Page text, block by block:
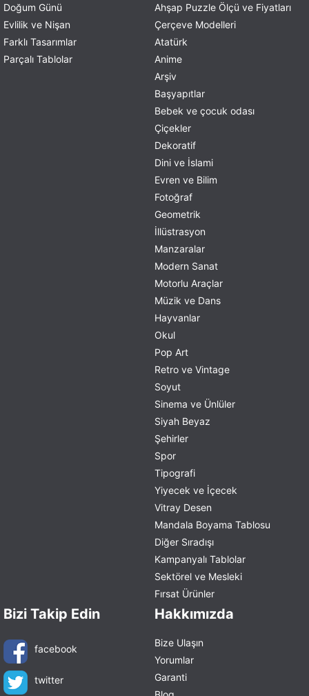
Doğum Günü
Evlilik ve Nişan
Farklı Tasarımlar
Parçalı Tablolar
Ahşap Puzzle Ölçü ve Fiyatları
Çerçeve Modelleri
Atatürk
Anime
Arşiv
Başyapıtlar
Bebek ve çocuk odası
Çiçekler
Dekoratif
Dini ve İslami
Evren ve Bilim
Fotoğraf
Geometrik
İllüstrasyon
Manzaralar
Modern Sanat
Motorlu Araçlar
Müzik ve Dans
Hayvanlar
Okul
Pop Art
Retro ve Vintage
Soyut
Sinema ve Ünlüler
Siyah Beyaz
Şehirler
Spor
Tipografi
Yiyecek ve İçecek
Vitray Desen
Mandala Boyama Tablosu
Diğer Sıradışı
Kampanyalı Tablolar
Sektörel ve Mesleki
Fırsat Ürünler
Bizi Takip Edin
facebook
twitter
Hakkımızda
Bize Ulaşın
Yorumlar
Garanti